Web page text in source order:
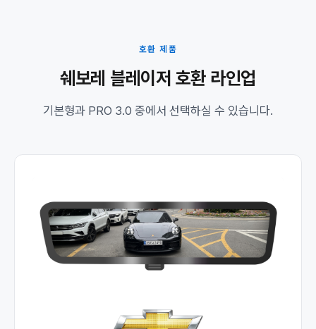
호환 제품
쉐보레 블레이저 호환 라인업
기본형과 PRO 3.0 중에서 선택하실 수 있습니다.